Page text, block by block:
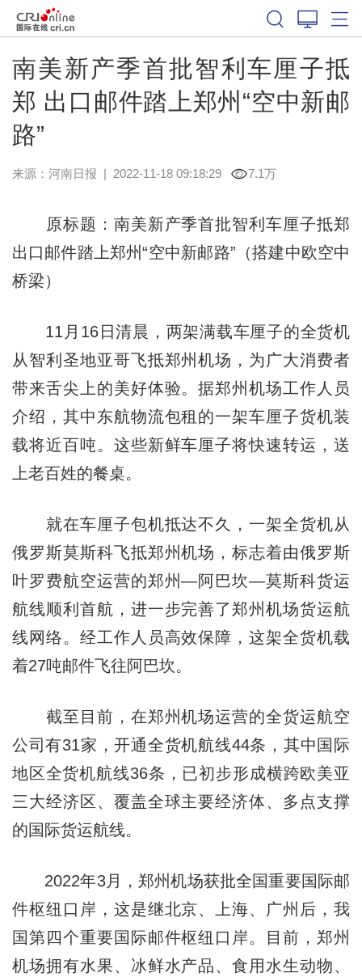
南美新产季首批智利车厘子抵
郑 出口邮件踏上郑州“空中新邮
路”
来源： 河南日报 | 2022-11-18 09:18:29 7.1万
原标题：南美新产季首批智利车厘子抵郑
出口邮件踏上郑州“空中新邮路”（搭建中欧空中
桥梁）
11月16日清晨，两架满载车厘子的全货机
从智利圣地亚哥飞抵郑州机场，为广大消费者
带来舌尖上的美好体验。据郑州机场工作人员
介绍，其中东航物流包租的一架车厘子货机装
载将近百吨。这些新鲜车厘子将快速转运，送
上老百姓的餐桌。
就在车厘子包机抵达不久，一架全货机从
俄罗斯莫斯科飞抵郑州机场，标志着由俄罗斯
叶罗费航空运营的郑州—阿巴坎—莫斯科货运
航线顺利首航，进一步完善了郑州机场货运航
线网络。经工作人员高效保障，这架全货机载
着27吨邮件飞往阿巴坎。
截至目前，在郑州机场运营的全货运航空
公司有31家，开通全货机航线44条，其中国际
地区全货机航线36条，已初步形成横跨欧美亚
三大经济区、覆盖全球主要经济体、多点支撑
的国际货运航线。
2022年3月，郑州机场获批全国重要国际邮
件枢纽口岸，这是继北京、上海、广州后，我
国第四个重要国际邮件枢纽口岸。目前，郑州
机场拥有水果、冰鲜水产品、食用水生动物、